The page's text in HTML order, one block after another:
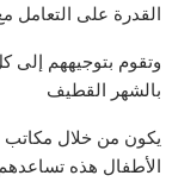
القدرة على التعامل
وتقوم بتوجيههم
بالشهر القطيف
يكون من خلال مكاتب
الأطفال هذه